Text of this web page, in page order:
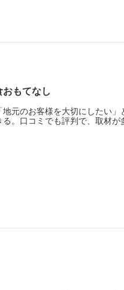
もてなし
元のお客様を大切にしたい」
。口コミでも評判で、取材が